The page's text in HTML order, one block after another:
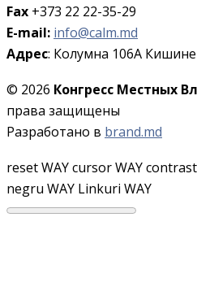
Fax +373 22 22-35-29
E-mail: info@calm.md
Адрес: Колумна 106A
© 2026 Конгресс Местных
права защищены
Разработано в brand.md
reset WAYcursor WAY
negru WAY Linkuri WAY